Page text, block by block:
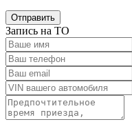
Отправить
Запись на ТО